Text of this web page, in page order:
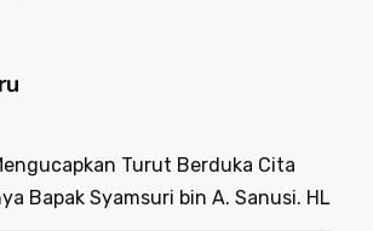
Turut Berduka Cita
Bapak Syamsuri bin A. Sanusi. HL